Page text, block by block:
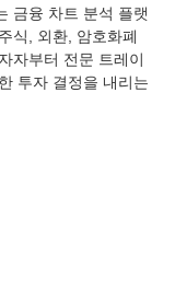
금융 차트 분석 플랫
식, 외환, 암호화폐
자부터 전문 트레이
투자 결정을 내리는